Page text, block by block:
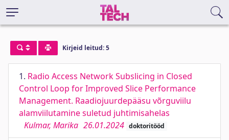
Kirjeid leitud: 5
1. Radio Access Network Subslicing in Closed
Control Loop for Improved Slice Performance
Management. Raadiojuurdepääsu võrguviilu
alamviilutamine suletud juhtimisahelas
Kulmar, Marika 26.01.2024 doktoritööd